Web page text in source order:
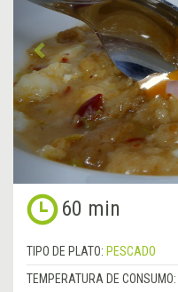
60 min
TIPO DE PLATO: PESCADO
TEMPERATURA DE CONSUMO: